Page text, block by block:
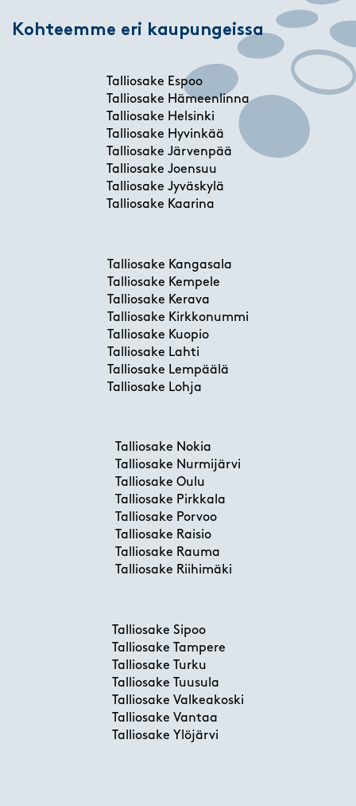
Kohteemme eri kaupungeissa
Talliosake Espoo
Talliosake Hämeenlinna
Talliosake Helsinki
Talliosake Hyvinkää
Talliosake Järvenpää
Talliosake Joensuu
Talliosake Jyväskylä
Talliosake Kaarina
Talliosake Kangasala
Talliosake Kempele
Talliosake Kerava
Talliosake Kirkkonummi
Talliosake Kuopio
Talliosake Lahti
Talliosake Lempäälä
Talliosake Lohja
Talliosake Nokia
Talliosake Nurmijärvi
Talliosake Oulu
Talliosake Pirkkala
Talliosake Porvoo
Talliosake Raisio
Talliosake Rauma
Talliosake Riihimäki
Talliosake Sipoo
Talliosake Tampere
Talliosake Turku
Talliosake Tuusula
Talliosake Valkeakoski
Talliosake Vantaa
Talliosake Ylöjärvi